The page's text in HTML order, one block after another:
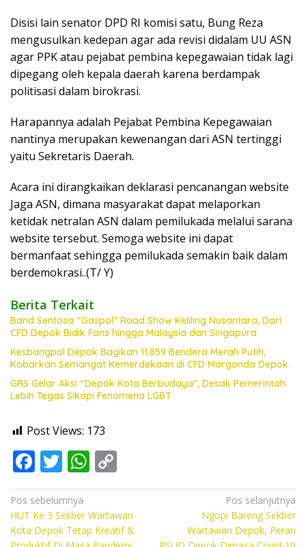
Disisi lain senator DPD RI komisi satu, Bung Reza
mengusulkan kedepan agar ada revisi didalam UU ASN
agar PPK atau pejabat pembina kepegawaian tidak lagi
dipegang oleh kepala daerah karena berdampak
politisasi dalam birokrasi.
Harapannya adalah Pejabat Pembina Kepegawaian
nantinya merupakan kewenangan dari ASN tertinggi
yaitu Sekretaris Daerah.
Acara ini dirangkaikan deklarasi pencanangan website
Jaga ASN, dimana masyarakat dapat melaporkan
ketidak netralan ASN dalam pemilukada melalui sarana
website tersebut. Semoga website ini dapat
bermanfaat sehingga pemilukada semakin baik dalam
berdemokrasi..(T/ Y)
Berita Terkait
Band Sentosa “Gaspol” Road Show Keliling Nusantara, Dari
CFD Depok Bidik Fans hingga Malaysia dan Singapura
Kesbangpol Depok Bagikan 11.859 Bendera Merah Putih,
Kobarkan Semangat Kemerdekaan di CFD Margonda Depok.
GRS Gelar Aksi “Depok Kota Berbudaya”, Desak Pemerintah
Lebih Tegas Sikapi Fenomena LGBT
Post Views: 173
F
ac
e
b
T
w
itt
er
W
h
at
s
o
y
Navigasi
pos
Pos sebelumnya
HUT Ke 3 Sekber Wartawan
Kota Depok Tetap Kreatif &
Pos selanjutnya
Ngopi Bareng Sekber
Wartawan Depok, Peran